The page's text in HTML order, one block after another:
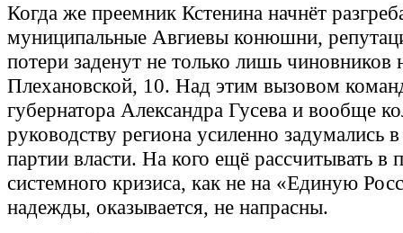
Когда же преемник Кстенина начнёт
муниципальные Авгиевы конюшни,
потери заденут не только лишь чиновников
Плехановской, 10. Над этим вызовом
губернатора Александра Гусева и вообще
руководству региона усиленно задумались
партии власти. На кого ещё рассчитывать в
системного кризиса, как не на «Единую
надежды, оказывается, не напрасны.